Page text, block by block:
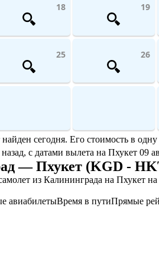
18 19
25 26
сегодня. Его стоимость в
с датами вылета на Пхукет 09
— Пхукет (KGD -
из Калининграда на Пхукет
авиабилетыВремя в путиПрямые